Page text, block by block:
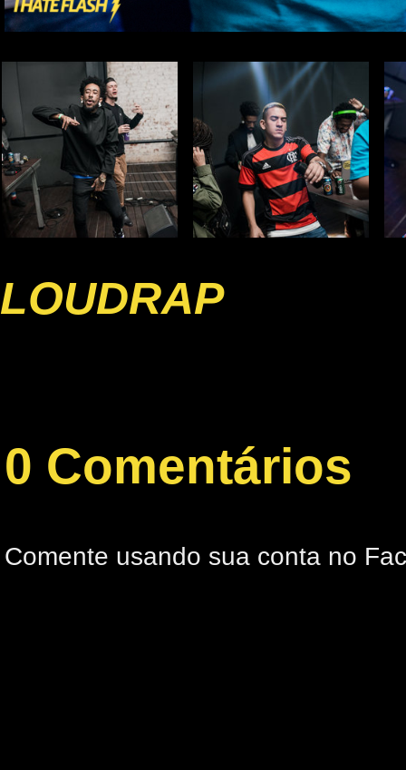
LOUDRAP
0 Comentários
Comente usando sua conta no